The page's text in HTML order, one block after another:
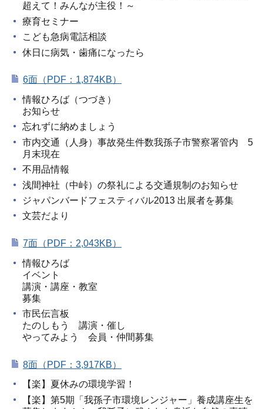
超えて！みんなが主役！～
療育セミナー
こども急病電話相談
休日に病気・歯痛になったら
6面（PDF：1,874KB）
情報ひろば（つづき）
お知らせ
忘れずに納めましょう
市内交通（人身）事故発生件数我孫子市警察署管内 5
月末現在
不用品情報
浅間神社（中峠）の祭礼による交通規制のお知らせ
ジャパンバードフェスティバル2013 出展者を募集
文芸だより
7面（PDF：2,043KB）
情報ひろば
イベント
講演・講座・教室
募集
市民伝言板
たのしもう 講演・催し
やってみよう 会員・仲間募集
8面（PDF：3,917KB）
【楽】夏休みの環境学習！
【楽】第5期「我孫子市環境レンジャー」養成講座生を